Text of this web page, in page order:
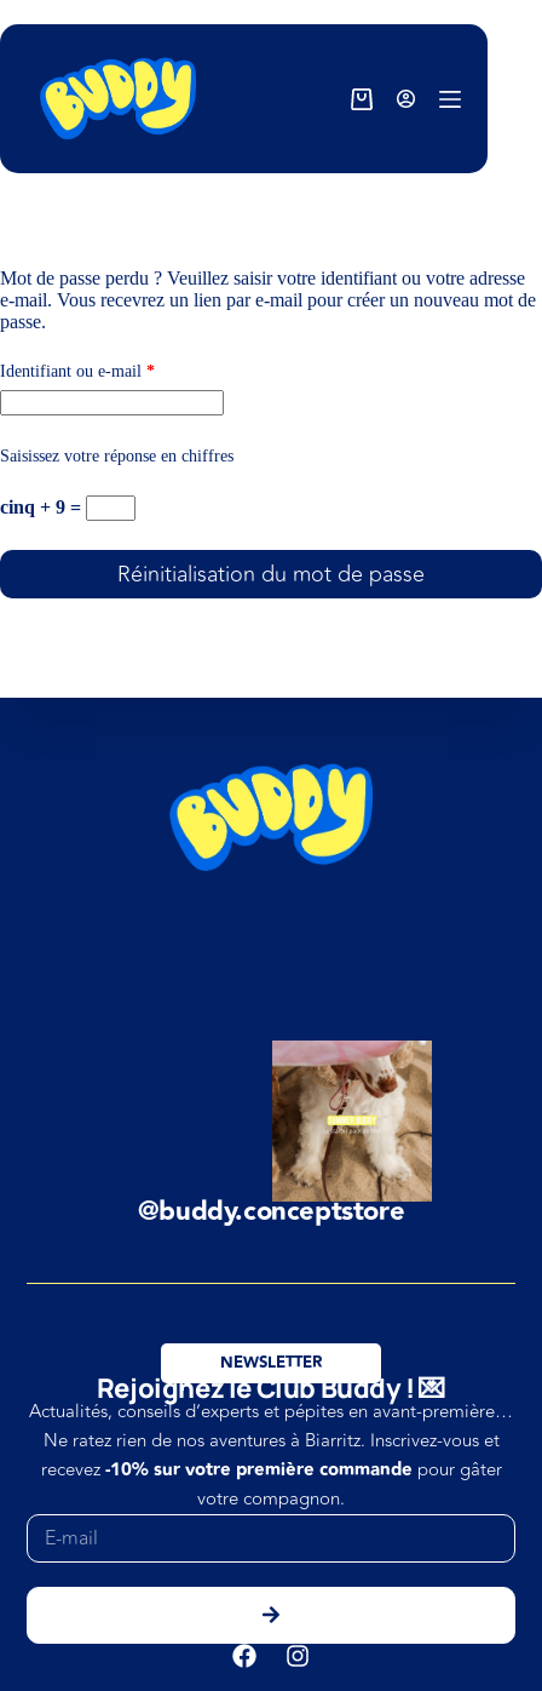
Mot de passe perdu ? Veuillez saisir votre identifiant ou votre adresse
e-mail. Vous recevrez un lien par e-mail pour créer un nouveau mot de
passe.
Identifiant ou e-mail *
Saisissez votre réponse en chiffres
cinq + 9 =
Réinitialisation du mot de passe
@buddy.conceptstore
NEWSLETTER
Rejoignez le Club Buddy ! 💌
Actualités, conseils d’experts et pépites en avant-première…
Ne ratez rien de nos aventures à Biarritz. Inscrivez-vous et
recevez-10% sur votre première commande pour gâter
votre compagnon.